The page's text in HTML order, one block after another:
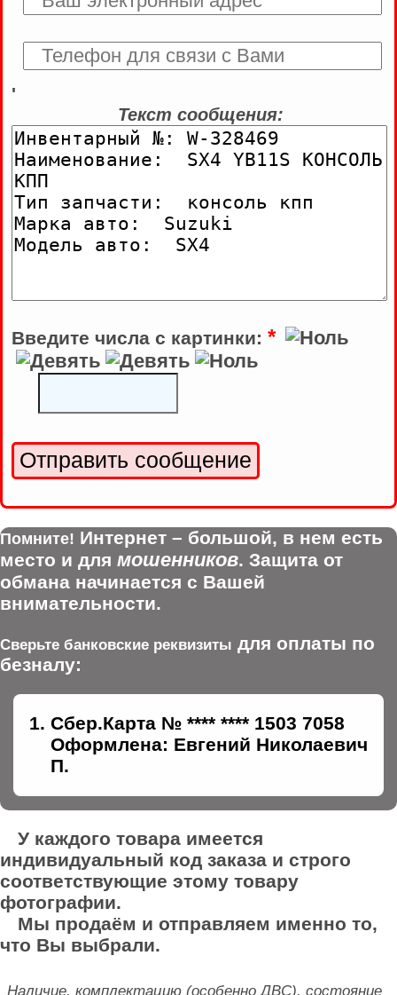
'
Текст сообщения:
Введите числа с картинки: *
Помните! Интернет – большой, в нем есть
место и для мошенников. Защита от
обмана начинается с Вашей
внимательности.
Сверьте банковские реквизиты для оплаты по
безналу:
Сбер.Карта № **** **** 1503 7058
Оформлена: Евгений Николаевич
П.
У каждого товара имеется
индивидуальный код заказа и строго
соответствующие этому товару
фотографии.
Мы продаём и отправляем именно то,
что Вы выбрали.
Наличие, комплектацию (особенно ДВС), состояние